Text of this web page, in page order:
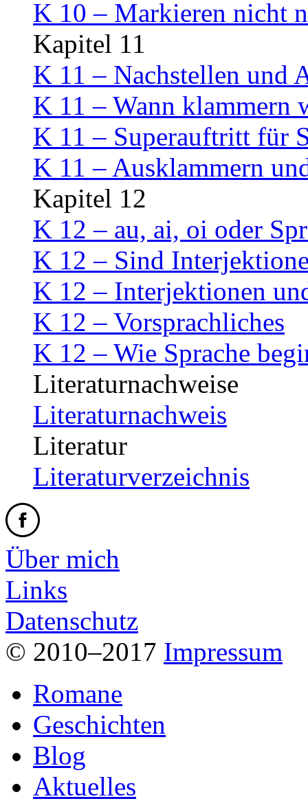
K 10 – Markieren nicht
Kapitel 11
K 11 – Nachstellen und
K 11 – Wann klammern
K 11 – Superauftritt für
K 11 – Ausklammern
Kapitel 12
K 12 – au, ai, oi oder
K 12 – Sind
K 12 – Interjektionen
K 12 – Vorsprachliches
K 12 – Wie Sprache
Literaturnachweise
Literaturnachweis
Literatur
Literaturverzeichnis
Über mich
Links
Datenschutz
© 2010–2017 Impressum
Romane
Geschichten
Blog
Aktuelles